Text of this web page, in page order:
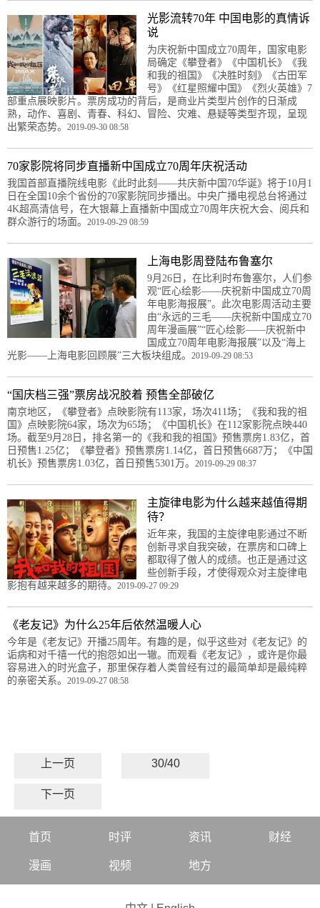
光影流转70年 中国电影的真情诉
说
为庆祝新中国成立70周年，国家电影
局确定《攀登者》《中国机长》《我
和我的祖国》《决胜时刻》《古田军
号》《红星照耀中国》《烈火英雄》7
部重点展映影片。票房成功的背后，是商业片类型片创作的日渐成
熟，动作、喜剧、青春、科幻、冒险、灾难、悬疑等类型齐现，呈现
出繁荣态势。 2019-09-30 08:58
70家影院将同步直播新中国成立70周年庆祝活动
我国首部直播院线电影《此时此刻——共庆新中国70华诞》将于10月1
日在全国10余个省份的70家影院同步播出。中央广播电视总台将通过
4K超高清信号，在大银幕上直播新中国成立70周年庆祝大会、阅兵和
群众游行的场面。 2019-09-29 08:59
上海电影周登陆布鲁塞尔
9月26日，在比利时布鲁塞尔，人们参
观“匠心绘影——庆祝新中国成立70周
年电影海报展”。此次电影周活动主要
由“永远的三毛——庆祝新中国成立70
周年漫画展”“匠心绘影——庆祝新中
国成立70周年电影海报展”以及“海上
光影——上海电影回顾展”三大板块组成。 2019-09-29 08:53
“国庆档三强”票房战况胶着 预售全部破亿
南京地区，《攀登者》点映影院有113家，场次411场；《我和我的祖
国》点映影院64家，场次为65场；《中国机长》在112家影院点映440
场。截至9月28日，排名第一的《我和我的祖国》预售票房1.83亿，首
日预售1.25亿；《攀登者》预售票房1.14亿，首日预售6687万；《中国
机长》预售票房1.03亿，首日预售5301万。 2019-09-29 08:37
主旋律电影为什么越来越值得期
待？
近年来，我国的主旋律电影通过不断
创新寻求自我突破，在票房和口碑上
都取得了傲人的成绩。也正是通过这
些创新手段，才使得观众对主旋律电
影抱有越来越多的期待。 2019-09-27 09:29
《老友记》为什么25年后依然温暖人心
今年是《老友记》开播25周年。有趣的是，似乎这些对《老友记》的
诟病和对千禧一代的抱怨如出一辙。而观看《老友记》，或许是你最
容易进入的时光盒子，那里保存着人类曾经有过的最简单却是最纯粹
的亲密关系。 2019-09-27 08:58
上一页 30/40
下一页
首页 时评 资讯 财经
漫画 视频 地方